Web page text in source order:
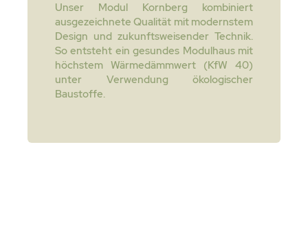
Unser Modul Kornberg kombiniert
ausgezeichnete Qualität mit modernstem
Design und zukunftsweisender Technik.
So entsteht ein gesundes Modulhaus mit
höchstem Wärmedämmwert (KfW 40)
unter Verwendung ökologischer
Baustoffe.